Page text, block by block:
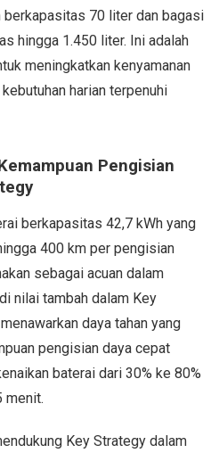
berkapasitas 70 liter dan bagasi
hingga 1.450 liter. Ini adalah
meningkatkan kenyamanan
harian terpenuhi
Pengisian
berkapasitas 42,7 kWh yang
400 km per pengisian
sebagai acuan dalam
nilai tambah dalam Key
daya tahan yang
pengisian daya cepat
baterai dari 30% ke 80%
menit.
Key Strategy dalam